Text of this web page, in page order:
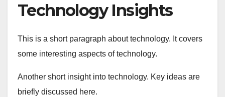
Technology Insights
This is a short paragraph about technology. It covers
some interesting aspects of technology.
Another short insight into technology. Key ideas are
briefly discussed here.